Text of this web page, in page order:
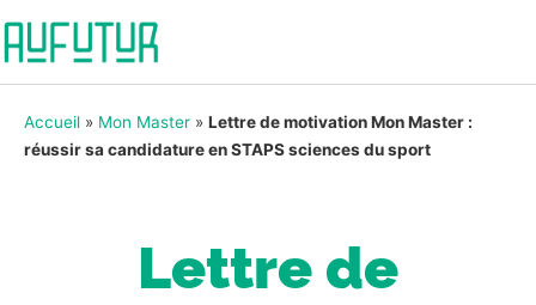
Accueil » Mon Master » Lettre de motivation Mon Master :
réussir sa candidature en STAPS sciences du sport
Lettre de